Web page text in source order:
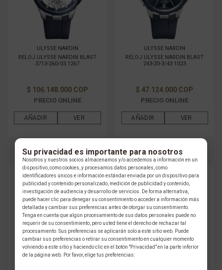
ULYSSE NARDIN
RELOJ ULYSSE NARDIN BLAST
3713-260/03 1267
$ 106.148.000 COP
PRECIO ONLINE
AÑADIR VER
ULYSSE NARDIN
RELOJ ULYSSE NARDIN BLAST
243-20-3/43 1023
$ 47.124.000 COP
PRECIO ONLINE
AÑADIR VER
Su privacidad es importante para nosotros
Nosotros y nuestros socios almacenamos y/o accedemos a información en un
dispositivo, como cookies, y procesamos datos personales, como
identificadores únicos e información estándar enviada por un dispositivo para
publicidad y contenido personalizado, medición de publicidad y contenido,
investigación de audiencia y desarrollo de servicios. De forma alternativa,
puede hacer clic para denegar su consentimiento o acceder a información más
detallada y cambiar sus preferencias antes de otorgar su consentimiento.
Tenga en cuenta que algún procesamiento de sus datos personales puede no
requerir de su consentimiento, pero usted tiene el derecho de rechazar tal
procesamiento. Sus preferencias se aplicarán solo a este sitio web. Puede
cambiar sus preferencias o retirar su consentimiento en cualquier momento
volviendo a este sitio y haciendo clic en el botón "Privacidad" en la parte inferior
de la página web. Por favor, elige tus preferencias: